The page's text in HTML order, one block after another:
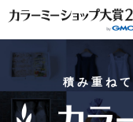
積み重ね